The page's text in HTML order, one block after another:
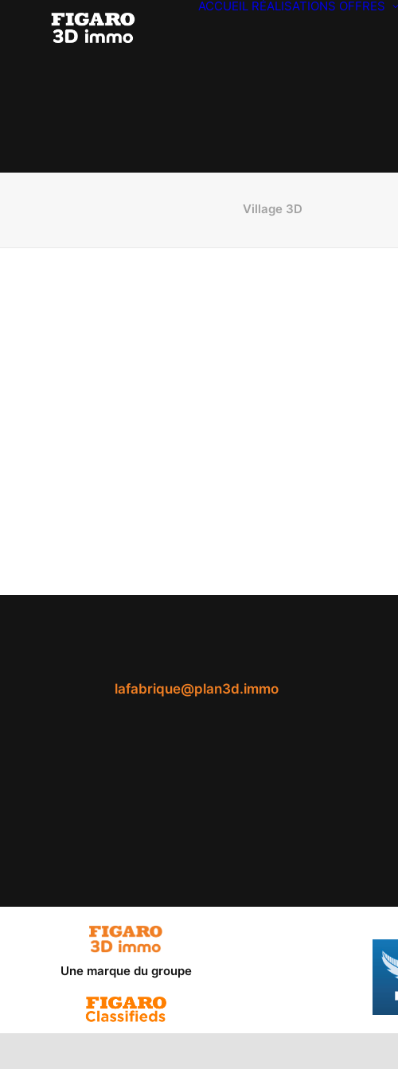
ACCUEIL RÉALISATIONS OFFRES
Village 3D
lafabrique@plan3d.immo
Une marque du groupe